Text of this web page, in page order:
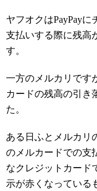
ヤフオクはPayPayに
支払いする際に残高
す。
一方のメルカリです
カードの残高の引き
た。
ある日ふとメルカリ
のメルカードでの支
なクレジットカード
示が赤くなっている